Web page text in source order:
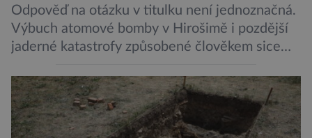
Odpověď na otázku v titulku není jednoznačná.
Výbuch atomové bomby v Hirošimě i pozdější
jaderné katastrofy způsobené člověkem sice
slabší a dlouhodobé záření poškozuje DNA.
Přesto není stále zcela jasné, nakolik se mutace
vzniklé ozářením přenášejí na potomstvo. Před